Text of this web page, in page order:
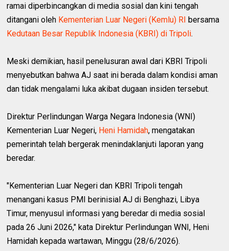
ramai diperbincangkan di media sosial dan kini tengah
ditangani oleh Kementerian Luar Negeri (Kemlu) RI bersama
Kedutaan Besar Republik Indonesia (KBRI) di Tripoli.
Meski demikian, hasil penelusuran awal dari KBRI Tripoli
menyebutkan bahwa AJ saat ini berada dalam kondisi aman
dan tidak mengalami luka akibat dugaan insiden tersebut.
Direktur Perlindungan Warga Negara Indonesia (WNI)
Kementerian Luar Negeri, Heni Hamidah, mengatakan
pemerintah telah bergerak menindaklanjuti laporan yang
beredar.
"Kementerian Luar Negeri dan KBRI Tripoli tengah
menangani kasus PMI berinisial AJ di Benghazi, Libya
Timur, menyusul informasi yang beredar di media sosial
pada 26 Juni 2026," kata Direktur Perlindungan WNI, Heni
Hamidah kepada wartawan, Minggu (28/6/2026).